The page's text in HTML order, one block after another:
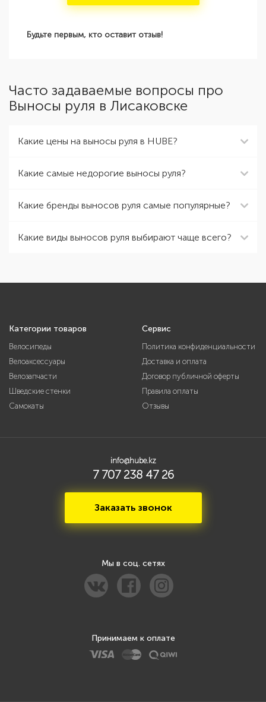
Будьте первым, кто оставит отзыв!
Часто задаваемые вопросы про
Выносы руля в Лисаковске
Какие цены на выносы руля в HUBE?
Какие самые недорогие выносы руля?
Какие бренды выносов руля самые популярные?
Какие виды выносов руля выбирают чаще всего?
Категории товаров
Велосипеды
Велоаксессуары
Велозапчасти
Шведские стенки
Самокаты
Сервис
Политика конфиденциальности
Доставка и оплата
Договор публичной оферты
Правила оплаты
Отзывы
info@hube.kz
7 707 238 47 26
Заказать звонок
Мы в соц. сетях
Принимаем к оплате